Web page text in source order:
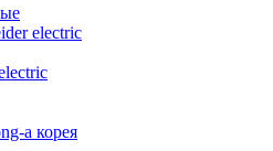
electric
a корея